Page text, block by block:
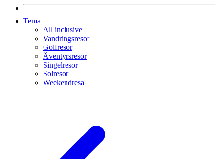
Tema
All inclusive
Vandringsresor
Golfresor
Äventyrsresor
Singelresor
Solresor
Weekendresa